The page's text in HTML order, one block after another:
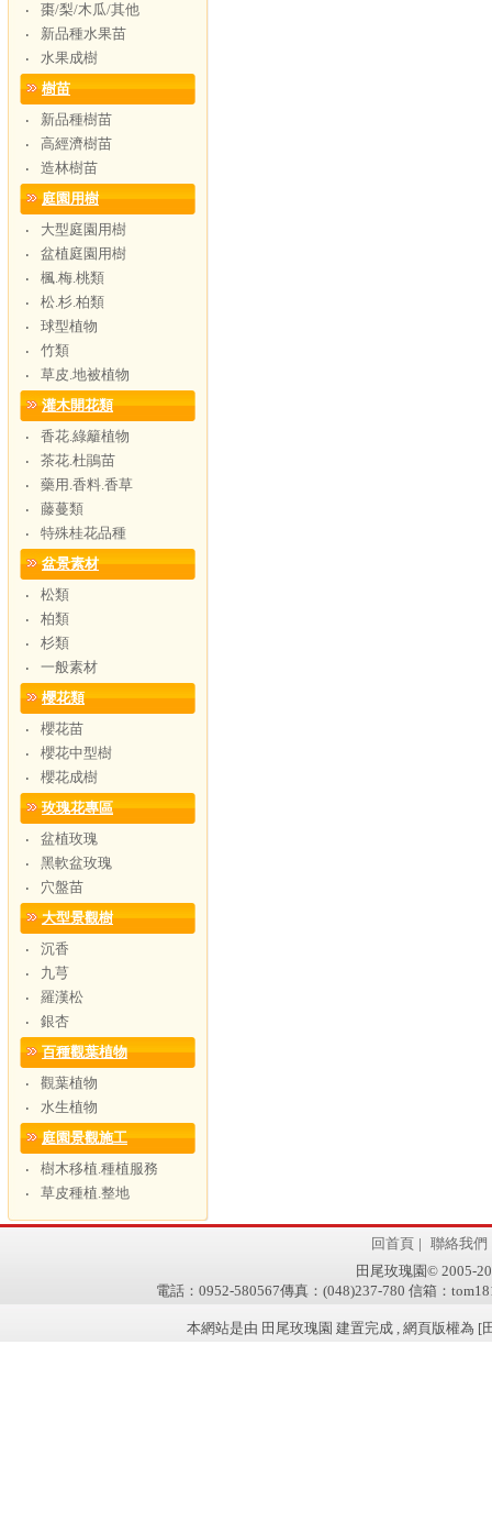
‧
棗/梨/木瓜/其他
‧
新品種水果苗
‧
水果成樹
樹苗
‧
新品種樹苗
‧
高經濟樹苗
‧
造林樹苗
庭園用樹
‧
大型庭園用樹
‧
盆植庭園用樹
‧
楓.梅.桃類
‧
松.杉.柏類
‧
球型植物
‧
竹類
‧
草皮.地被植物
灌木開花類
‧
香花.綠籬植物
‧
茶花.杜鵑苗
‧
藥用.香料.香草
‧
藤蔓類
‧
特殊桂花品種
盆景素材
‧
松類
‧
柏類
‧
杉類
‧
一般素材
櫻花類
‧
櫻花苗
‧
櫻花中型樹
‧
櫻花成樹
玫瑰花專區
‧
盆植玫瑰
‧
黑軟盆玫瑰
‧
穴盤苗
大型景觀樹
‧
沉香
‧
九芎
‧
羅漢松
‧
銀杏
百種觀葉植物
‧
觀葉植物
‧
水生植物
庭園景觀施工
‧
樹木移植.種植服務
‧
草皮種植.整地
回首頁 | 聯絡我們
田尾玫瑰園© 2005-
電話：0952-580567傳真：(048)237-780 信箱：
本網站是由 田尾玫瑰園 建置完成 , 網頁版權為